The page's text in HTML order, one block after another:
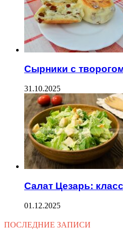
Сырники с
31.10.2025
Салат Цезарь:
01.12.2025
ПОСЛЕДНИЕ ЗАПИСИ